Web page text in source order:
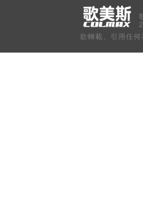
欲轉載、引用任